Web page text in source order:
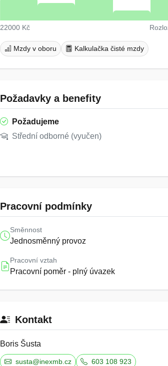
22000 Kč
Mzdy v oboru Kalkulačka čisté mzdy
Požadavky a benefity
Požadujeme
Střední odborné (vyučen)
Pracovní podmínky
Směnnost
Jednosměnný provoz
Pracovní vztah
Pracovní poměr - plný úvazek
Kontakt
Boris Šusta
susta@inexmb.cz 603 108 923